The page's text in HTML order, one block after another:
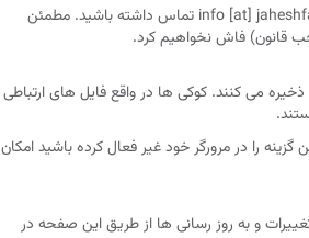
اگر شما اعتراضی نسبت به لینک های سایت ما داشتید، می توانید با ما به آدرس info [at] jaheshfa [dot] ir تماس داشته باشید. مطمئن
قانون) فاش نخواهیم کرد.
می کنند. کوکی ها در واقع فایل های ارتباطی
را در مرورگر خود غیر فعال کرده باشید امکان
و به روز رسانی ها از طریق این صفحه در